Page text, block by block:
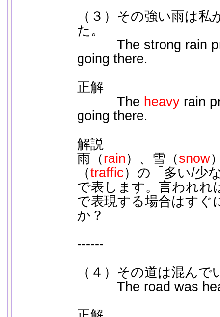
（３）その強い雨は
た。
The strong rain
going there.
正解
The heavyrain
going there.
解説
雨（rain）、雪（snow
（traffic）の「多い/
で表します。言われれ
で表現する場合はすぐ
か？
------
（４）その道は混んで
The road was